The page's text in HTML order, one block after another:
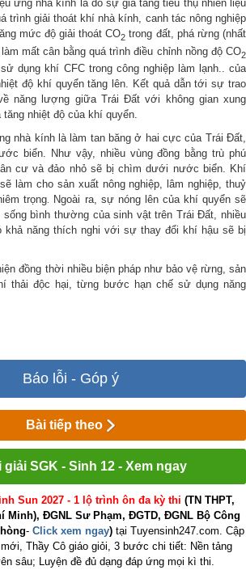
ứng nhà kính là do sự gia tăng tiêu thụ nhiên liệu
trình giải thoát khí nhà kính, canh tác nông nghiệp
mức độ giải thoát CO2 trong đất, phá rừng (nhất
mất cân bằng quá trình điều chỉnh nồng độ CO2
dụng khí CFC trong công nghiệp làm lạnh.. của
độ khí quyển tăng lên. Kết quả dẫn tới sự trao
năng lượng giữa Trái Đất với không gian xung
nhiệt độ của khí quyển.
nhà kính là làm tan băng ở hai cực của Trái Đất,
biển. Như vậy, nhiều vùng đồng bằng trù phú
cư và đảo nhỏ sẽ bị chìm dưới nước biển. Khí
làm cho sản xuất nông nghiệp, lâm nghiệp, thuỷ
trọng
Ngoài ra, sự nóng lên của khí quyển sẽ
sống bình thường của sinh vật trên Trái Đất, nhiều
khả năng thích nghi với sự thay đổi khí hậu sẽ bị
đồng thời nhiều biện pháp như bảo vệ rừng, sản
thải độc hại, từng bước hạn chế sử dụng năng
Báo lỗi - Góp ý
Bài tiếp theo
giải SGK - Sinh 12 - Xem ngay
Sun 2027 - 1 lộ trình ôn đa kỳ thi (TN THPT,
Minh), ĐGNL Sư Phạm, ĐGTD, ĐGNL Bộ Công
- Click xem ngay) tại Tuyensinh247.com. Cập
Thầy Cô giáo giỏi, 3 bước chi tiết: Nền tảng
sâu; Luyện đề đủ dạng đáp ứng mọi kì thi.